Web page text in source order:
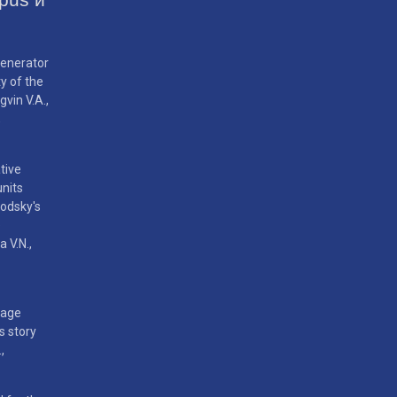
of the
V.A.,
V.N.,
story